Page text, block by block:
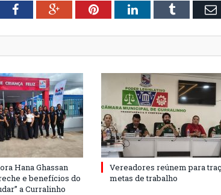
FacebookGoogle+PinterestLinkedInTumblr
Hana Ghassan
e benefícios do
a Curralinho
Vereadores reúnem para
metas de trabalho